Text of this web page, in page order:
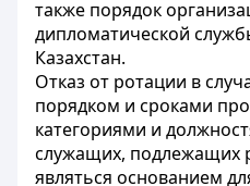
также порядок
дипломатической
Казахстан.
Отказ от ротации в
порядком и сроками
категориями и
служащих, подлежащих
являться основанием